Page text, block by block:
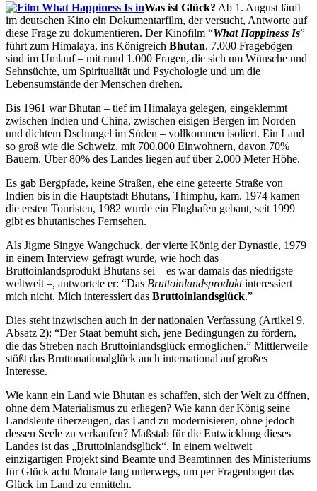
Was ist Glück? Ab 1. August läuft
im deutschen Kino ein Dokumentarfilm, der versucht, Antworte auf
diese Frage zu dokumentieren. Der Kinofilm “What Happiness Is”
führt zum Himalaya, ins Königreich Bhutan. 7.000 Fragebögen
sind im Umlauf – mit rund 1.000 Fragen, die sich um Wünsche und
Sehnsüchte, um Spiritualität und Psychologie und um die
Lebensumstände der Menschen drehen.
Bis 1961 war Bhutan – tief im Himalaya gelegen, eingeklemmt
zwischen Indien und China, zwischen eisigen Bergen im Norden
und dichtem Dschungel im Süden – vollkommen isoliert. Ein Land
so groß wie die Schweiz, mit 700.000 Einwohnern, davon 70%
Bauern. Über 80% des Landes liegen auf über 2.000 Meter Höhe.
Es gab Bergpfade, keine Straßen, ehe eine geteerte Straße von
Indien bis in die Hauptstadt Bhutans, Thimphu, kam. 1974 kamen
die ersten Touristen, 1982 wurde ein Flughafen gebaut, seit 1999
gibt es bhutanisches Fernsehen.
Als Jigme Singye Wangchuck, der vierte König der Dynastie, 1979
in einem Interview gefragt wurde, wie hoch das
Bruttoinlandsprodukt Bhutans sei – es war damals das niedrigste
weltweit –, antwortete er: “Das Bruttoinlandsproduktinteressiert
mich nicht. Mich interessiert das Bruttoinlandsglück.”
Dies steht inzwischen auch in der nationalen Verfassung (Artikel 9,
Absatz 2): “Der Staat bemüht sich, jene Bedingungen zu fördern,
die das Streben nach Bruttoinlandsglück ermöglichen.” Mittlerweile
stößt das Bruttonationalglück auch international auf großes
Interesse.
Wie kann ein Land wie Bhutan es schaffen, sich der Welt zu öffnen,
ohne dem Materialismus zu erliegen? Wie kann der König seine
Landsleute überzeugen, das Land zu modernisieren, ohne jedoch
dessen Seele zu verkaufen? Maßstab für die Entwicklung dieses
Landes ist das „Bruttoinlandsglück“. In einem weltweit
einzigartigen Projekt sind Beamte und Beamtinnen des Ministeriums
für Glück acht Monate lang unterwegs, um per Fragenbogen das
Glück im Land zu ermitteln.